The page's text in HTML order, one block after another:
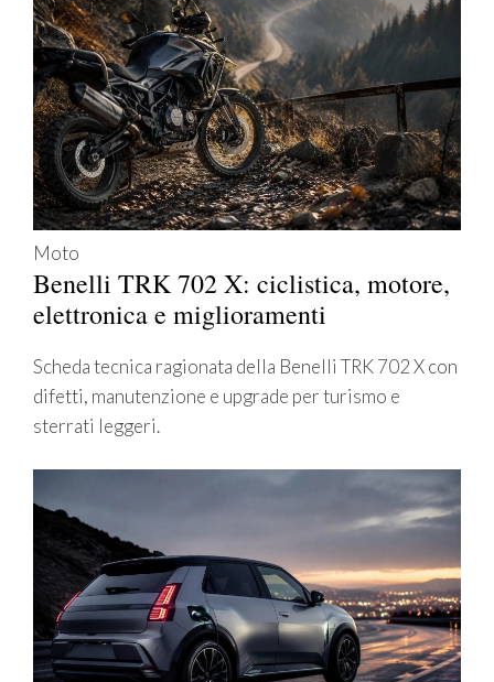
Moto
Benelli TRK 702 X: ciclistica, motore,
elettronica e miglioramenti
Scheda tecnica ragionata della Benelli TRK 702 X con
difetti, manutenzione e upgrade per turismo e
sterrati leggeri.